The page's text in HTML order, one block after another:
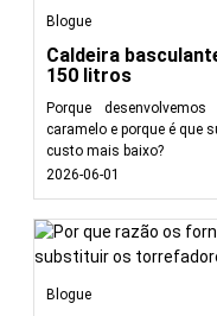
Blogue
Caldeira
150 litros
Porque
caramelo e porque é que
custo mais baixo?
2026-06-01
Blogue